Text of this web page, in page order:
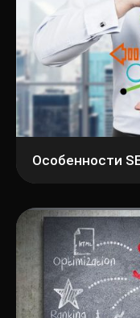
Особенности